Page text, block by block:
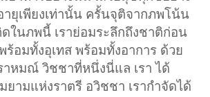
ยุเพียงเท่านั้น ครั้นจุติจากภพโน้น
ในภพนี้ เราย่อมระลึกถึงชาติก่อน
ร้อมทั้งอุเทส พร้อมทั้งอาการ ด้วย
าหมณ์ วิชชาที่หนึ่งนี่แล เรา ได้
ยามแห่งราตรี อวิชชา เรากำจัดได้